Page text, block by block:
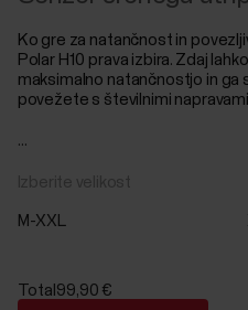
Ko gre za natančnost in
Polar H10 prava izbira. Zdaj
maksimalno natančnostjo in ga
povežete s številnimi
...
M-XXL
Total 99,90 €